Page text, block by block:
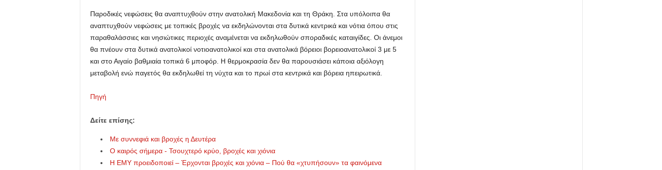
Παροδικές νεφώσεις θα αναπτυχθούν στην ανατολική Μακεδονία και τη Θράκη. Στα υπόλοιπα θα
αναπτυχθούν νεφώσεις με τοπικές βροχές να εκδηλώνονται στα δυτικά κεντρικά και νότια όπου στις
παραθαλάσσιες και νησιώτικες περιοχές αναμένεται να εκδηλωθούν σποραδικές καταιγίδες. Οι άνεμοι
θα πνέουν στα δυτικά ανατολικοί νοτιοανατολικοί και στα ανατολικά βόρειοι βορειοανατολικοί 3 με 5
και στο Αιγαίο βαθμιαία τοπικά 6 μποφόρ. Η θερμοκρασία δεν θα παρουσιάσει κάποια αξιόλογη
μεταβολή ενώ παγετός θα εκδηλωθεί τη νύχτα και το πρωί στα κεντρικά και βόρεια ηπειρωτικά.
Πηγή
Δείτε επίσης:
Με συννεφιά και βροχές η Δευτέρα
Ο καιρός σήμερα - Τσουχτερό κρύο, βροχές και χιόνια
Η ΕΜΥ προειδοποιεί – Έρχονται βροχές και χιόνια – Πού θα «χτυπήσουν» τα φαινόμενα